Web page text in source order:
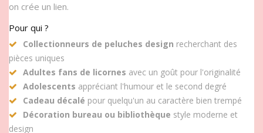
on crée un lien.
Pour qui ?
Collectionneurs de peluches design recherchant des
pièces uniques
Adultes fans de licornes avec un goût pour l'originalité
Adolescents appréciant l'humour et le second degré
Cadeau décalé pour quelqu'un au caractère bien trempé
Décoration bureau ou bibliothèque style moderne et
design